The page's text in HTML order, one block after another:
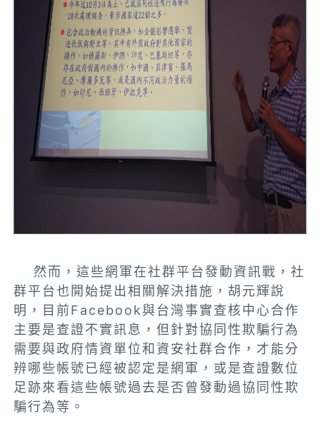
然而，這些網軍在社群平台發動資訊戰，社
群平台也開始提出相關解決措施，胡元輝說
明，目前Facebook與台灣事實查核中心合作
主要是查證不實訊息，但針對協同性欺騙行為
需要與政府情資單位和資安社群合作，才能分
辨哪些帳號已經被認定是網軍，或是查證數位
足跡來看這些帳號過去是否曾發動過協同性欺
騙行為等。